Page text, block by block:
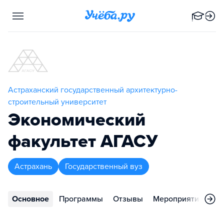
Астраханский государственный архитектурно-
строительный университет
Экономический
факультет АГАСУ
Астрахань Государственный вуз
Основное Программы Отзывы Мероприятия